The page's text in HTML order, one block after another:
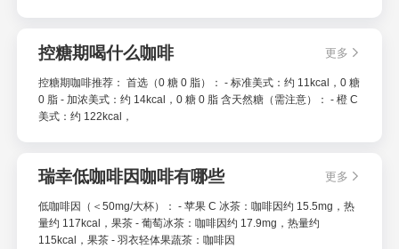
控糖期喝什么咖啡 更多
控糖期咖啡推荐： 首选（0 糖 0 脂）： - 标准美式：约 11kcal，0 糖
0 脂 - 加浓美式：约 14kcal，0 糖 0 脂 含天然糖（需注意）： - 橙 C
美式：约 122kcal，
瑞幸低咖啡因咖啡有哪些 更多
低咖啡因（＜50mg/大杯）： - 苹果 C 冰茶：咖啡因约 15.5mg，热
量约 117kcal，果茶 - 葡萄冰茶：咖啡因约 17.9mg，热量约
115kcal，果茶 - 羽衣轻体果蔬茶：咖啡因